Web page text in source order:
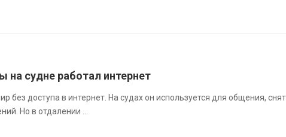
на судне работал интернет
без доступа в интернет. На судах он используется для общения,
Но в отдалении ...